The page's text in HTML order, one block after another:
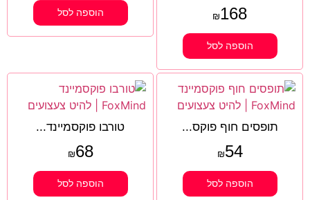
₪168
הוספה לסל
הוספה לסל
תופסים חוף פוקס...
₪54
הוספה לסל
טורבו פוקסמיינד...
₪68
הוספה לסל